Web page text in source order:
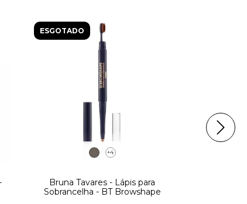
ESGOTADO
+4
Bruna Tavares - Lápis para
Sobrancelha - BT Browshape